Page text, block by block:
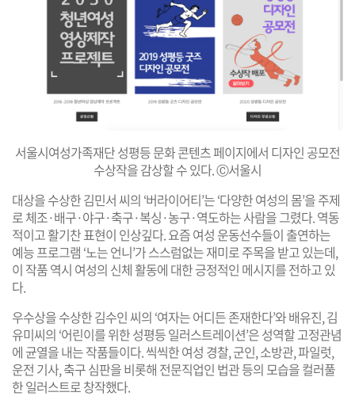
서울시여성가족재단 성평등 문화 콘텐츠 페이지에서 디자인 공모전
수상작을 감상할 수 있다. Ⓒ서울시
대상을 수상한 김민서 씨의 ‘버라이어티’는 ‘다양한 여성의 몸’을 주제
로 체조·배구·야구·축구·복싱·농구·역도하는 사람을 그렸다. 역동
적이고 활기찬 표현이 인상깊다. 요즘 여성 운동선수들이 출연하는
예능 프로그램 ‘노는 언니’가 스스럼없는 재미로 주목을 받고 있는데,
이 작품 역시 여성의 신체 활동에 대한 긍정적인 메시지를 전하고 있
다.
우수상을 수상한 김수인 씨의 ‘여자는 어디든 존재한다’와 배유진, 김
유미씨의 ‘어린이를 위한 성평등 일러스트레이션’은 성역할 고정관념
에 균열을 내는 작품들이다. 씩씩한 여성 경찰, 군인, 소방관, 파일럿,
운전 기사, 축구 심판을 비롯해 전문직업인 법관 등의 모습을 컬러풀
한 일러스트로 창작했다.